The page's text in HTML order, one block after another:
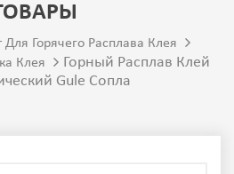
Для Горячего Расплава Клея
Клея
Горный Расплав Клей
Gule Сопла